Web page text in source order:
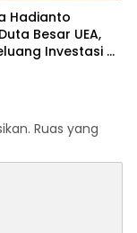
Hadianto
Besar UEA,
Investasi di
Ruas yang